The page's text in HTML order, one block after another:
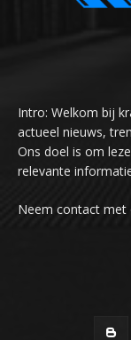
Intro: Welkom bij
actueel nieuws,
Ons doel is om
relevante
Neem contact met